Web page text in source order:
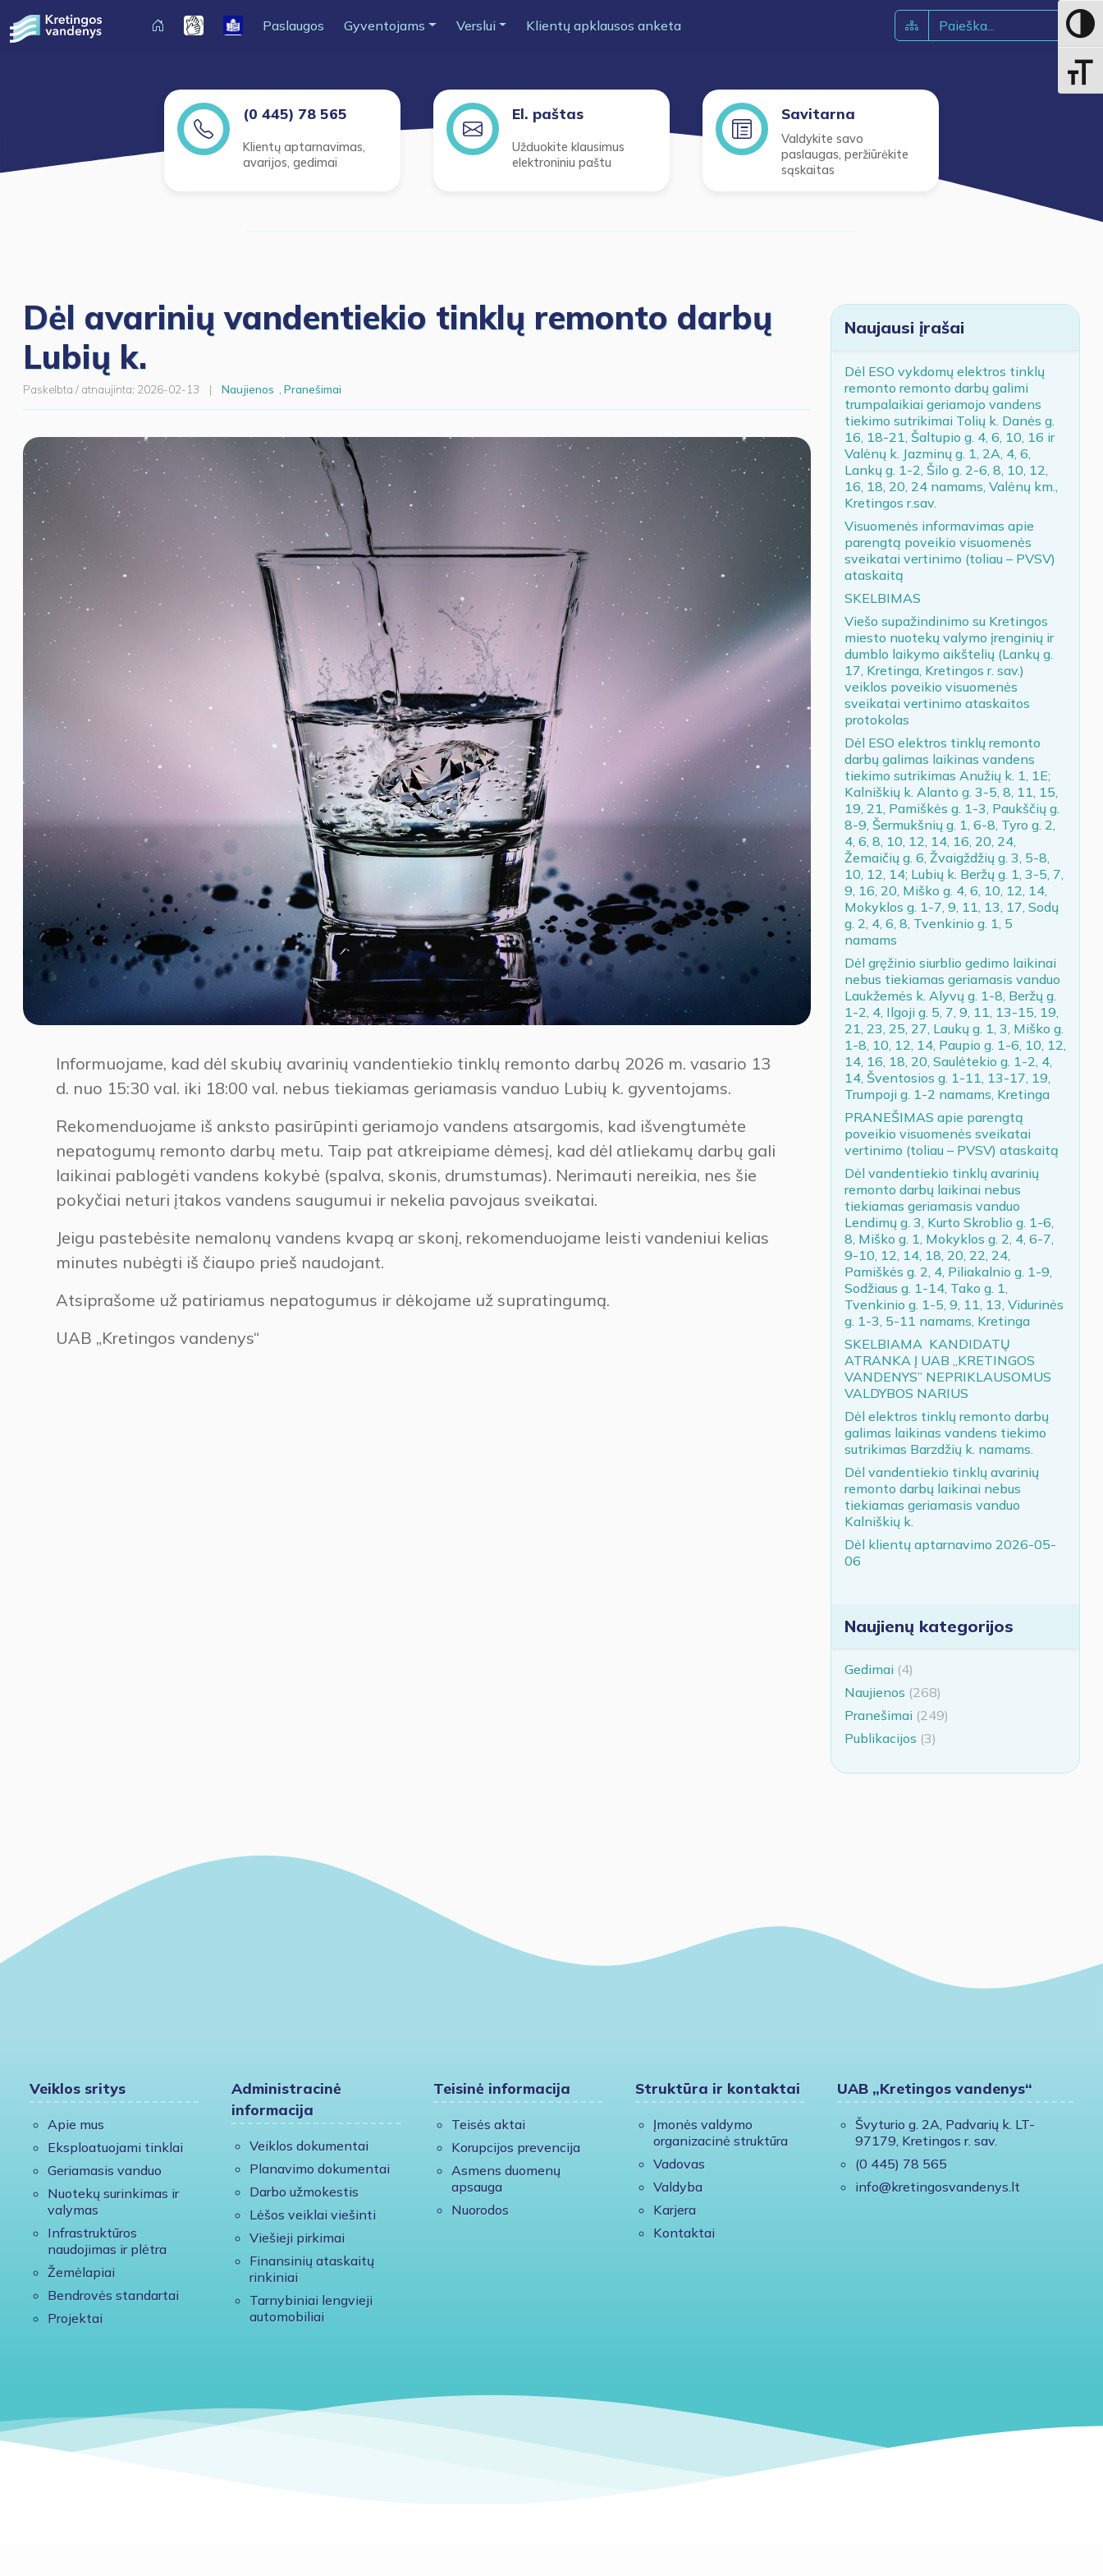
Paslaugos Gyventojams Verslui Klientų apklausos anketa
(0 445) 78 565
Klientų aptarnavimas,
avarijos, gedimai
El. paštas
Užduokite klausimus
elektroniniu paštu
Savitarna
Valdykite savo
paslaugas, peržiūrėkite
sąskaitas
Dėl avarinių vandentiekio tinklų remonto darbų
Lubių k.
Paskelbta / atnaujinta: 2026-02-13 | Naujienos Pranešimai
Informuojame, kad dėl skubių avarinių vandentiekio tinklų remonto darbų 2026 m. vasario 13
d. nuo 15:30 val. iki 18:00 val. nebus tiekiamas geriamasis vanduo Lubių k. gyventojams.
Rekomenduojame iš anksto pasirūpinti geriamojo vandens atsargomis, kad išvengtumėte
nepatogumų remonto darbų metu. Taip pat atkreipiame dėmesį, kad dėl atliekamų darbų gali
laikinai pablogėti vandens kokybė (spalva, skonis, drumstumas). Nerimauti nereikia, nes šie
pokyčiai neturi įtakos vandens saugumui ir nekelia pavojaus sveikatai.
Jeigu pastebėsite nemalonų vandens kvapą ar skonį, rekomenduojame leisti vandeniui kelias
minutes nubėgti iš čiaupo prieš naudojant.
Atsiprašome už patiriamus nepatogumus ir dėkojame už supratingumą.
UAB „Kretingos vandenys“
Naujausi įrašai
Dėl ESO vykdomų elektros tinklų
remonto remonto darbų galimi
trumpalaikiai geriamojo vandens
tiekimo sutrikimai Tolių k. Danės g.
16, 18-21, Šaltupio g. 4, 6, 10, 16 ir
Valėnų k. Jazminų g. 1, 2A, 4, 6,
Lankų g. 1-2, Šilo g. 2-6, 8, 10, 12,
16, 18, 20, 24 namams, Valėnų km.,
Kretingos r.sav.
Visuomenės informavimas apie
parengtą poveikio visuomenės
sveikatai vertinimo (toliau – PVSV)
ataskaitą
SKELBIMAS
Viešo supažindinimo su Kretingos
miesto nuotekų valymo įrenginių ir
dumblo laikymo aikštelių (Lankų g.
17, Kretinga, Kretingos r. sav.)
veiklos poveikio visuomenės
sveikatai vertinimo ataskaitos
protokolas
Dėl ESO elektros tinklų remonto
darbų galimas laikinas vandens
tiekimo sutrikimas Anužių k. 1, 1E;
Kalniškių k. Alanto g. 3-5, 8, 11, 15,
19, 21, Pamiškės g. 1-3, Paukščių g.
8-9, Šermukšnių g. 1, 6-8, Tyro g. 2,
4, 6, 8, 10, 12, 14, 16, 20, 24,
Žemaičių g. 6, Žvaigždžių g. 3, 5-8,
10, 12, 14; Lubių k. Beržų g. 1, 3-5, 7,
9, 16, 20, Miško g. 4, 6, 10, 12, 14,
Mokyklos g. 1-7, 9, 11, 13, 17, Sodų
g. 2, 4, 6, 8, Tvenkinio g. 1, 5
namams
Dėl gręžinio siurblio gedimo laikinai
nebus tiekiamas geriamasis vanduo
Laukžemės k. Alyvų g. 1-8, Beržų g.
1-2, 4, Ilgoji g. 5, 7, 9, 11, 13-15, 19,
21, 23, 25, 27, Laukų g. 1, 3, Miško g.
1-8, 10, 12, 14, Paupio g. 1-6, 10, 12,
14, 16, 18, 20, Saulėtekio g. 1-2, 4,
14, Šventosios g. 1-11, 13-17, 19,
Trumpoji g. 1-2 namams, Kretinga
PRANEŠIMAS apie parengtą
poveikio visuomenės sveikatai
vertinimo (toliau – PVSV) ataskaitą
Dėl vandentiekio tinklų avarinių
remonto darbų laikinai nebus
tiekiamas geriamasis vanduo
Lendimų g. 3, Kurto Skroblio g. 1-6,
8, Miško g. 1, Mokyklos g. 2, 4, 6-7,
9-10, 12, 14, 18, 20, 22, 24,
Pamiškės g. 2, 4, Piliakalnio g. 1-9,
Sodžiaus g. 1-14, Tako g. 1,
Tvenkinio g. 1-5, 9, 11, 13, Vidurinės
g. 1-3, 5-11 namams, Kretinga
SKELBIAMA KANDIDATŲ
ATRANKA Į UAB „KRETINGOS
VANDENYS” NEPRIKLAUSOMUS
VALDYBOS NARIUS
Dėl elektros tinklų remonto darbų
galimas laikinas vandens tiekimo
sutrikimas Barzdžių k. namams.
Dėl vandentiekio tinklų avarinių
remonto darbų laikinai nebus
tiekiamas geriamasis vanduo
Kalniškių k.
Dėl klientų aptarnavimo 2026-05-
06
Naujienų kategorijos
Gedimai (4)
Naujienos (268)
Pranešimai (249)
Publikacijos (3)
Veiklos sritys
Apie mus
Eksploatuojami tinklai
Geriamasis vanduo
Nuotekų surinkimas ir
valymas
Infrastruktūros
naudojimas ir plėtra
Žemėlapiai
Bendrovės standartai
Projektai
Administracinė
informacija
Veiklos dokumentai
Planavimo dokumentai
Darbo užmokestis
Lėšos veiklai viešinti
Viešieji pirkimai
Finansinių ataskaitų
rinkiniai
Tarnybiniai lengvieji
automobiliai
Teisinė informacija
Teisės aktai
Korupcijos prevencija
Asmens duomenų
apsauga
Nuorodos
Struktūra ir kontaktai
Įmonės valdymo
organizacinė struktūra
Vadovas
Valdyba
Karjera
Kontaktai
UAB „Kretingos vandenys“
Švyturio g. 2A, Padvarių k. LT-
97179, Kretingos r. sav.
(0 445) 78 565
info@kretingosvandenys.lt